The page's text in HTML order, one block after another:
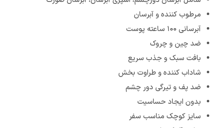
مرطوب کننده و آبرسان
آبرسانی ۱۰۰ ساعته پوست
ضد چین و چروک
بافت سبک و جذب سریع
شاداب کننده و طراوت بخش
ضد پف و تیرگی دور چشم
بدون ایجاد حساسیت
سایز کوچک مناسب سفر